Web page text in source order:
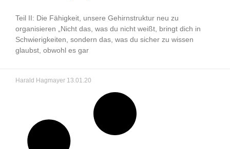
Teil II: Die Fähigkeit, unsere Gehirnstruktur neu zu
organisieren „Nicht das, was du nicht weißt, bringt dich in
Schwierigkeiten, sondern das, was du sicher zu wissen
glaubst, obwohl es gar
Harald Hagmayer 13.01.20